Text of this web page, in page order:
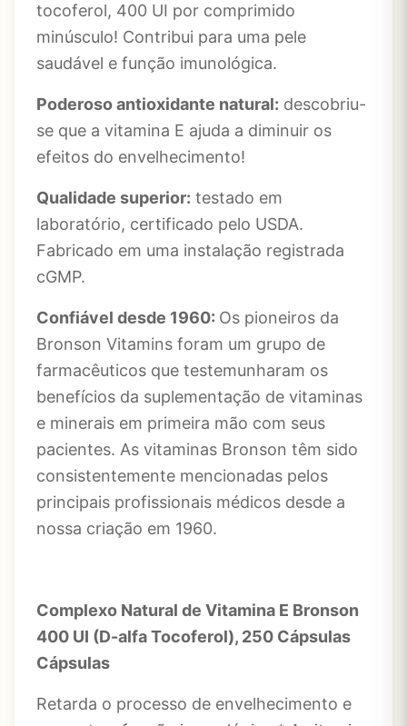
tocoferol, 400 UI por comprimido
minúsculo! Contribui para uma pele
saudável e função imunológica.
Poderoso antioxidante natural: descobriu-
se que a vitamina E ajuda a diminuir os
efeitos do envelhecimento!
Qualidade superior: testado em
laboratório, certificado pelo USDA.
Fabricado em uma instalação registrada
cGMP.
Confiável desde 1960: Os pioneiros da
Bronson Vitamins foram um grupo de
farmacêuticos que testemunharam os
benefícios da suplementação de vitaminas
e minerais em primeira mão com seus
pacientes. As vitaminas Bronson têm sido
consistentemente mencionadas pelos
principais profissionais médicos desde a
nossa criação em 1960.
Complexo Natural de Vitamina E Bronson
400 UI (D-alfa Tocoferol), 250 Cápsulas
Cápsulas
Retarda o processo de envelhecimento e